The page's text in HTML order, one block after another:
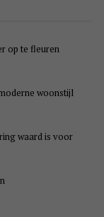
op te fleuren
woonstijl
waard is voor